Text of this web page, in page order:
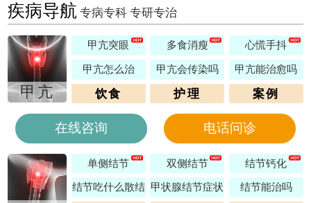
疾病导航 专病专科 专研专治
甲亢
甲亢突眼 多食消瘦 心慌手抖
甲亢怎么治 甲亢会传染吗 甲亢能治愈吗
饮食 护理 案例
在线咨询 电话问诊
单侧结节 双侧结节 结节钙化
结节吃什么散结 甲状腺结节症状 结节能治吗